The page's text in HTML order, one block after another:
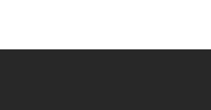
основному